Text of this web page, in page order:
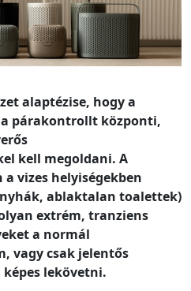
alaptézise, hogy a
a párakontrollt központi,
kell megoldani. A
vizes helyiségekben
ablaktalan toalettek)
extrém, tranziens
a normál
vagy csak jelentős
lekövetni.